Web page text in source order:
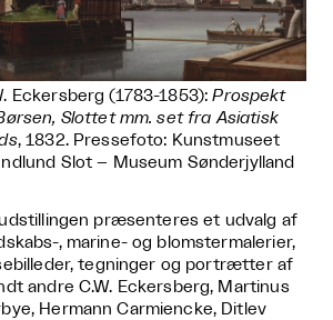
Eckersberg (1783-1853):Prospekt
Slottet mm. set fra Asiatisk
, 1832. Pressefoto: Kunstmuseet
Slot – Museum Sønderjylland
udstillingen præsenteres et udvalg af
, marine- og blomstermalerier,
tegninger og portrætter af
andre C.W. Eckersberg, Martinus
Hermann Carmiencke, Ditlev